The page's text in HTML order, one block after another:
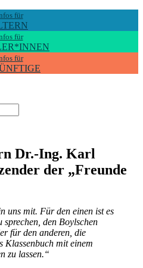
für
für
für
Dr.-Ing. Karl
der „Freunde
uns mit. Für den einen ist es
den Boylschen
für den anderen, die
Klassenbuch mit einem
zu lassen.“